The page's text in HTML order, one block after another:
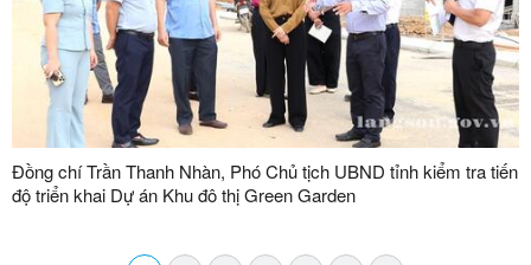
Đồng chí Trần Thanh Nhàn, Phó Chủ tịch UBND tỉnh kiểm tra tiến
độ triển khai Dự án Khu đô thị Green Garden